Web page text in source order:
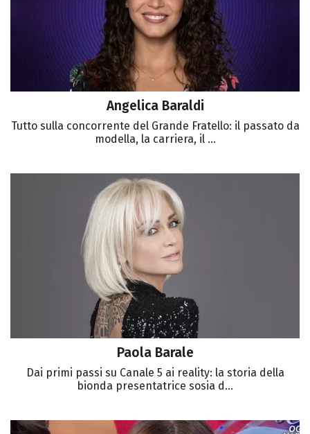
Angelica Baraldi
Tutto sulla concorrente del Grande Fratello: il passato da
modella, la carriera, il ...
Paola Barale
Dai primi passi su Canale 5 ai reality: la storia della
bionda presentatrice sosia d...